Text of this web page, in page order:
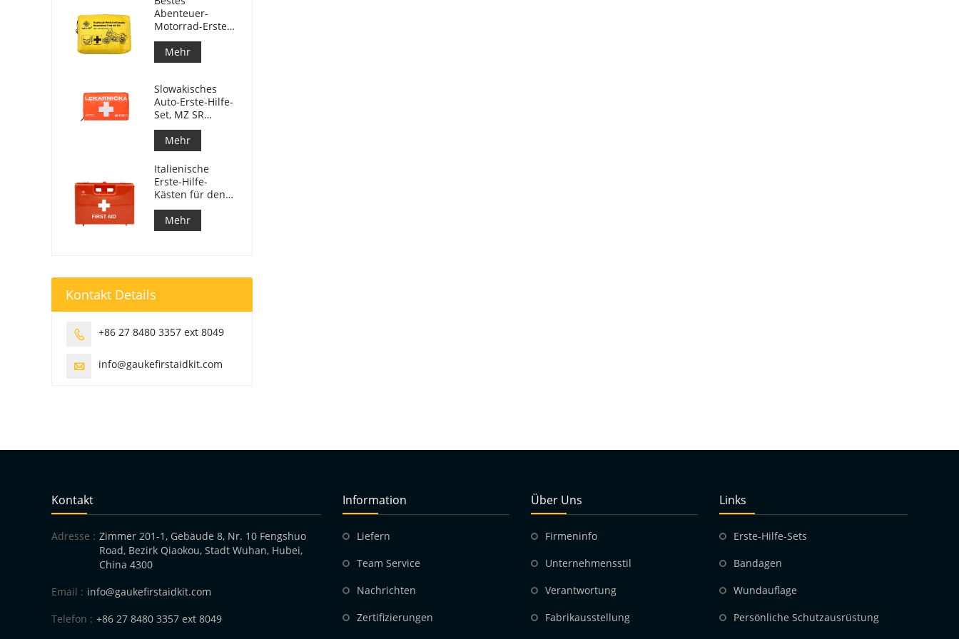
Abenteuer-
Motorrad-Erste-
Hilfe-Set für
Motorradfahrer
Mehr
Slowakisches
Auto-Erste-Hilfe-
Set, MZ SR
č.143/2009
Mehr
Italienische
Erste-Hilfe-
Kästen für den
Arbeitsplatz
entsprechen DM
388 vom
Mehr
Kontakt Details
 +86 27 8480 3357 ext 8049
 info@gaukefirstaidkit.com
Kontakt
Adresse : Zimmer 201-1, Gebäude 8, Nr. 10 Fengshuo
Road, Bezirk Qiaokou, Stadt Wuhan, Hubei,
China 4300
Email : info@gaukefirstaidkit.com
Telefon : +86 27 8480 3357 ext 8049
Information
Liefern
Team Service
Nachrichten
Zertifizierungen
Über Uns
Firmeninfo
Unternehmensstil
Verantwortung
Fabrikausstellung
Links
Erste-Hilfe-Sets
Bandagen
Wundauflage
Persönliche Schutzausrüstung